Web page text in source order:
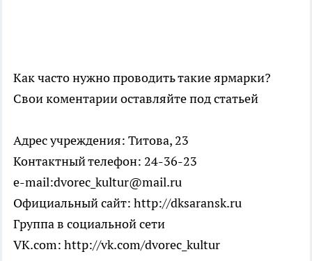
Как часто нужно проводить такие ярмарки?
Свои коментарии оставляйте под статьей
Адрес учреждения: Титова, 23
Контактный телефон: 24-36-23
e-mail:dvorec_kultur@mail.ru
Официальный сайт: http://dksaransk.ru
Группа в социальной сети
VK.com: http://vk.com/dvorec_kultur